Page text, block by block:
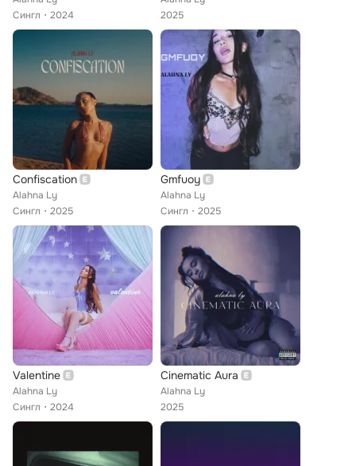
Сингл
2024
2025
Confiscation
Alahna Ly
Сингл
2025
Gmfuoy
Alahna Ly
Сингл
2025
Valentine
Alahna Ly
Сингл
2024
Cinematic Aura
Alahna Ly
2025